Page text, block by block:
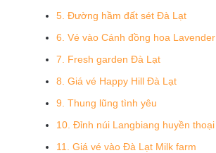
5. Đường hầm đất sét Đà Lạt
6. Vé vào Cánh đồng hoa Lavender
7. Fresh garden Đà Lạt
8. Giá vé Happy Hill Đà Lạt
9. Thung lũng tình yêu
10. Đỉnh núi Langbiang huyền thoại
11. Giá vé vào Đà Lạt Milk farm